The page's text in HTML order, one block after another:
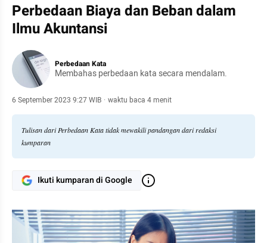
Perbedaan Biaya dan Beban dalam
Ilmu Akuntansi
Perbedaan Kata
Membahas perbedaan kata secara mendalam.
6 September 2023 9:27 WIB · waktu baca 4 menit
Tulisan dari Perbedaan Kata tidak mewakili pandangan dari redaksi
kumparan
Ikuti kumparan di Google